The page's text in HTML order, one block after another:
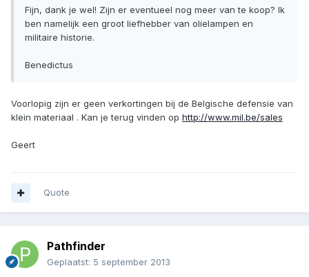
Fijn, dank je wel! Zijn er eventueel nog meer van te koop? Ik
ben namelijk een groot liefhebber van olielampen en
militaire historie.
Benedictus
Voorlopig zijn er geen verkortingen bij de Belgische defensie van
klein materiaal . Kan je terug vinden op http://www.mil.be/sales
Geert
Quote
Pathfinder
Geplaatst: 5 september 2013